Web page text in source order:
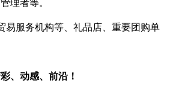
理者等。
易服务机构等、礼品店、重要团购单
、动感、前沿！